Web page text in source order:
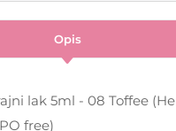
Opis
lak 5ml - 08 Toffee
free)